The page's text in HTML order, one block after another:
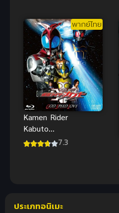
ไทย
พากย์ไทย
Kamen Rider
Kabuto
Movie พากย์
7.3
ประเภทอนิเมะ